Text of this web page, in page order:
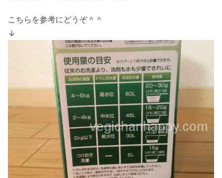
こちらを参考にどうぞ＾＾
↓